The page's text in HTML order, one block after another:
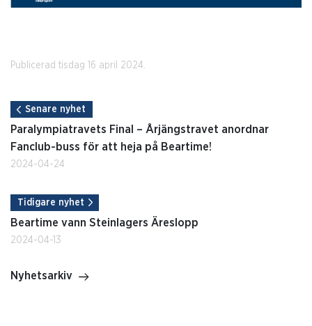
Publicerad tisdag 16 april 2024.
Senare nyhet
Paralympiatravets Final – Årjängstravet anordnar
Fanclub-buss för att heja på Beartime!
2024-04-24
Tidigare nyhet
Beartime vann Steinlagers Äreslopp
2024-04-13
Nyhetsarkiv